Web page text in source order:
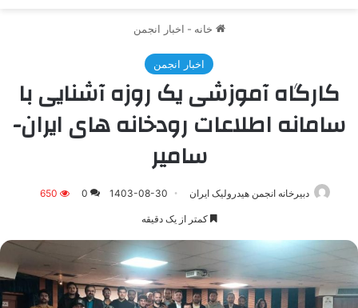
خانه - اخبار انجمن
اخبار انجمن
کارگاه آموزشی يک روزه آشنايی با
سامانه اطلاعات رودخانه های ايران-
سامیر
دبیرخانه انجمن هیدرولیک ایران 1403-08-30
0
650
کمتر از یک دقیقه